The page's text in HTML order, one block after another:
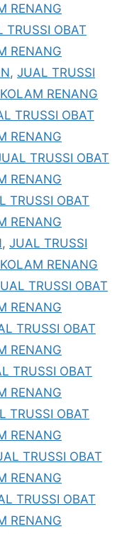
RENANG
TRUSSI OBAT
RENANG
, JUAL TRUSSI
RENANG
TRUSSI OBAT
RENANG
TRUSSI OBAT
RENANG
TRUSSI OBAT
RENANG
, JUAL TRUSSI
RENANG
TRUSSI OBAT
RENANG
TRUSSI OBAT
RENANG
TRUSSI OBAT
RENANG
TRUSSI OBAT
RENANG
TRUSSI OBAT
RENANG
TRUSSI OBAT
RENANG